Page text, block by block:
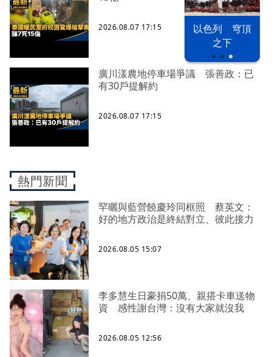
漢光42演習
以色列 穹頂
之下
2026.08.07 17:15
廣川漾農地停車場爭議 張善政：已
有30戶提解約
2026.08.07 17:15
熱門新聞
罕曬與藍營饒慶玲同框照 蔡英文：
好的地方政治是終結對立、彼此接力
2026.08.05 15:07
李多慧生日豪捐50萬、親搭卡車送物
資 感性謝台灣：沒有大家就沒我
2026.08.05 12:56